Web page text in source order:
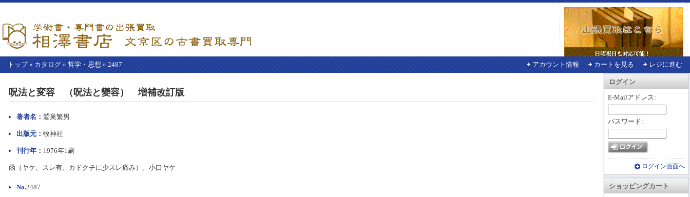
トップ» カタログ » 哲学・思想 » 2487 アカウント情報 カートを見る レジに進む
ログイン
E-Mailアドレス:
パスワード:
ログイン画面へ
ショッピングカート
こ
か
本
呪法と変容 （呪法と變容） 増補改訂版
著者名： 鷲巣繁男
出版元： 牧神社
刊行年： 1976年1刷
函（ヤケ、スレ有。カドクチに少スレ痛み）。小口ヤケ
No.2487